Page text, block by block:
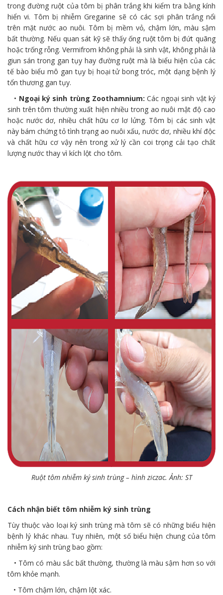
trong đường ruột của tôm bị phân trắng khi kiểm tra bằng kính
hiển vi. Tôm bị nhiễm Gregarine sẽ có các sợi phân trắng nổi
trên mặt nước ao nuôi. Tôm bị mềm vỏ, chậm lớn, màu sậm
bất thường. Nếu quan sát kỹ sẽ thấy ống ruột tôm bị đứt quãng
hoặc trống rỗng. Vermifrom không phải là sinh vật, không phải là
giun sán trong gan tụy hay đường ruột mà là biểu hiện của các
tế bào biểu mô gan tụy bị hoại tử bong tróc, một dạng bệnh lý
tổn thương gan tụy.
• Ngoại ký sinh trùng Zoothamnium: Các ngoại sinh vật ký
sinh trên tôm thường xuất hiện nhiều trong ao nuôi mật độ cao
hoặc nước dơ, nhiều chất hữu cơ lơ lửng. Tôm bị các sinh vật
này bám chứng tỏ tình trạng ao nuôi xấu, nước dơ, nhiều khí độc
và chất hữu cơ vậy nên trong xử lý cần coi trọng cải tạo chất
lượng nước thay vì kích lột cho tôm.
Ruột tôm nhiễm ký sinh trùng – hình ziczac. Ảnh: ST
Cách nhận biết tôm nhiễm ký sinh trùng
Tùy thuộc vào loại ký sinh trùng mà tôm sẽ có những biểu hiện
bệnh lý khác nhau. Tuy nhiên, một số biểu hiện chung của tôm
nhiễm ký sinh trùng bao gồm:
• Tôm có màu sắc bất thường, thường là màu sậm hơn so với
tôm khỏe mạnh.
• Tôm chậm lớn, chậm lột xác.